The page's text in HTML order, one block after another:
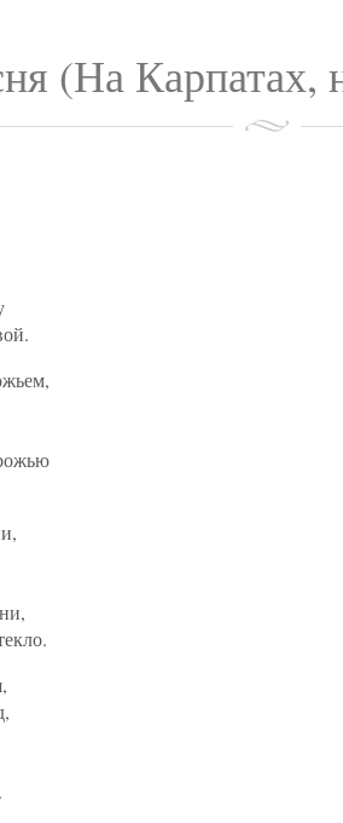
(На Карпатах,